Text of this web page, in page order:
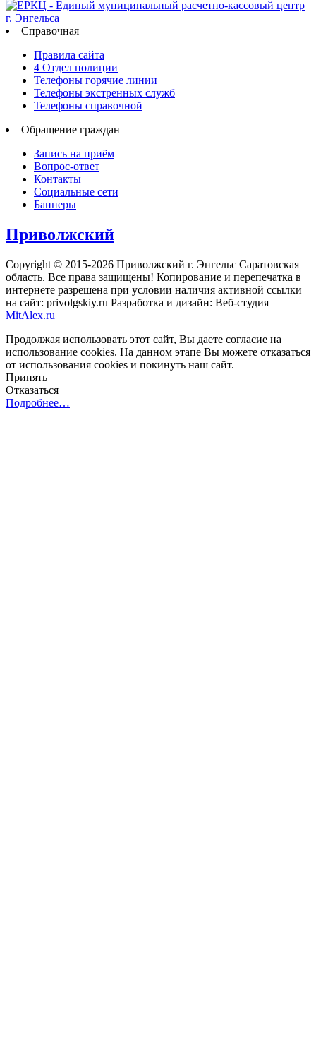
Справочная
Правила сайта
4 Отдел полиции
Телефоны горячие линии
Телефоны экстренных служб
Телефоны справочной
Обращение граждан
Запись на приём
Вопрос-ответ
Контакты
Социальные сети
Баннеры
Приволжский
Copyright © 2015-2026 Приволжский г. Энгельс Саратовская
область. Все права защищены! Копирование и перепечатка в
интернете разрешена при условии наличия активной ссылки
на сайт: privolgskiy.ru Разработка и дизайн: Веб-студия
MitAlex.ru
Продолжая использовать этот сайт, Вы даете согласие на
использование cookies. На данном этапе Вы можете отказаться
от использования cookies и покинуть наш сайт.
Принять
Отказаться
Подробнее…